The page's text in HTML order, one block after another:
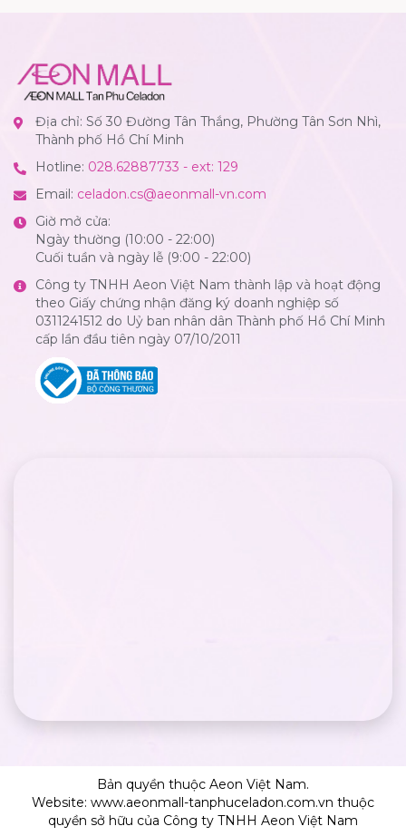
Địa chỉ: Số 30 Đường Tân Thắng, Phường Tân Sơn Nhì,
Thành phố Hồ Chí Minh
Hotline: 028.62887733 - ext: 129
Email: celadon.cs@aeonmall-vn.com
Giờ mở cửa:
Ngày thường (10:00 - 22:00)
Cuối tuần và ngày lễ (9:00 - 22:00)
Công ty TNHH Aeon Việt Nam thành lập và hoạt động
theo Giấy chứng nhận đăng ký doanh nghiệp số
0311241512 do Uỷ ban nhân dân Thành phố Hồ Chí Minh
cấp lần đầu tiên ngày 07/10/2011
Bản quyền thuộc Aeon Việt Nam.
Website: www.aeonmall-tanphuceladon.com.vn thuộc
quyền sở hữu của Công ty TNHH Aeon Việt Nam